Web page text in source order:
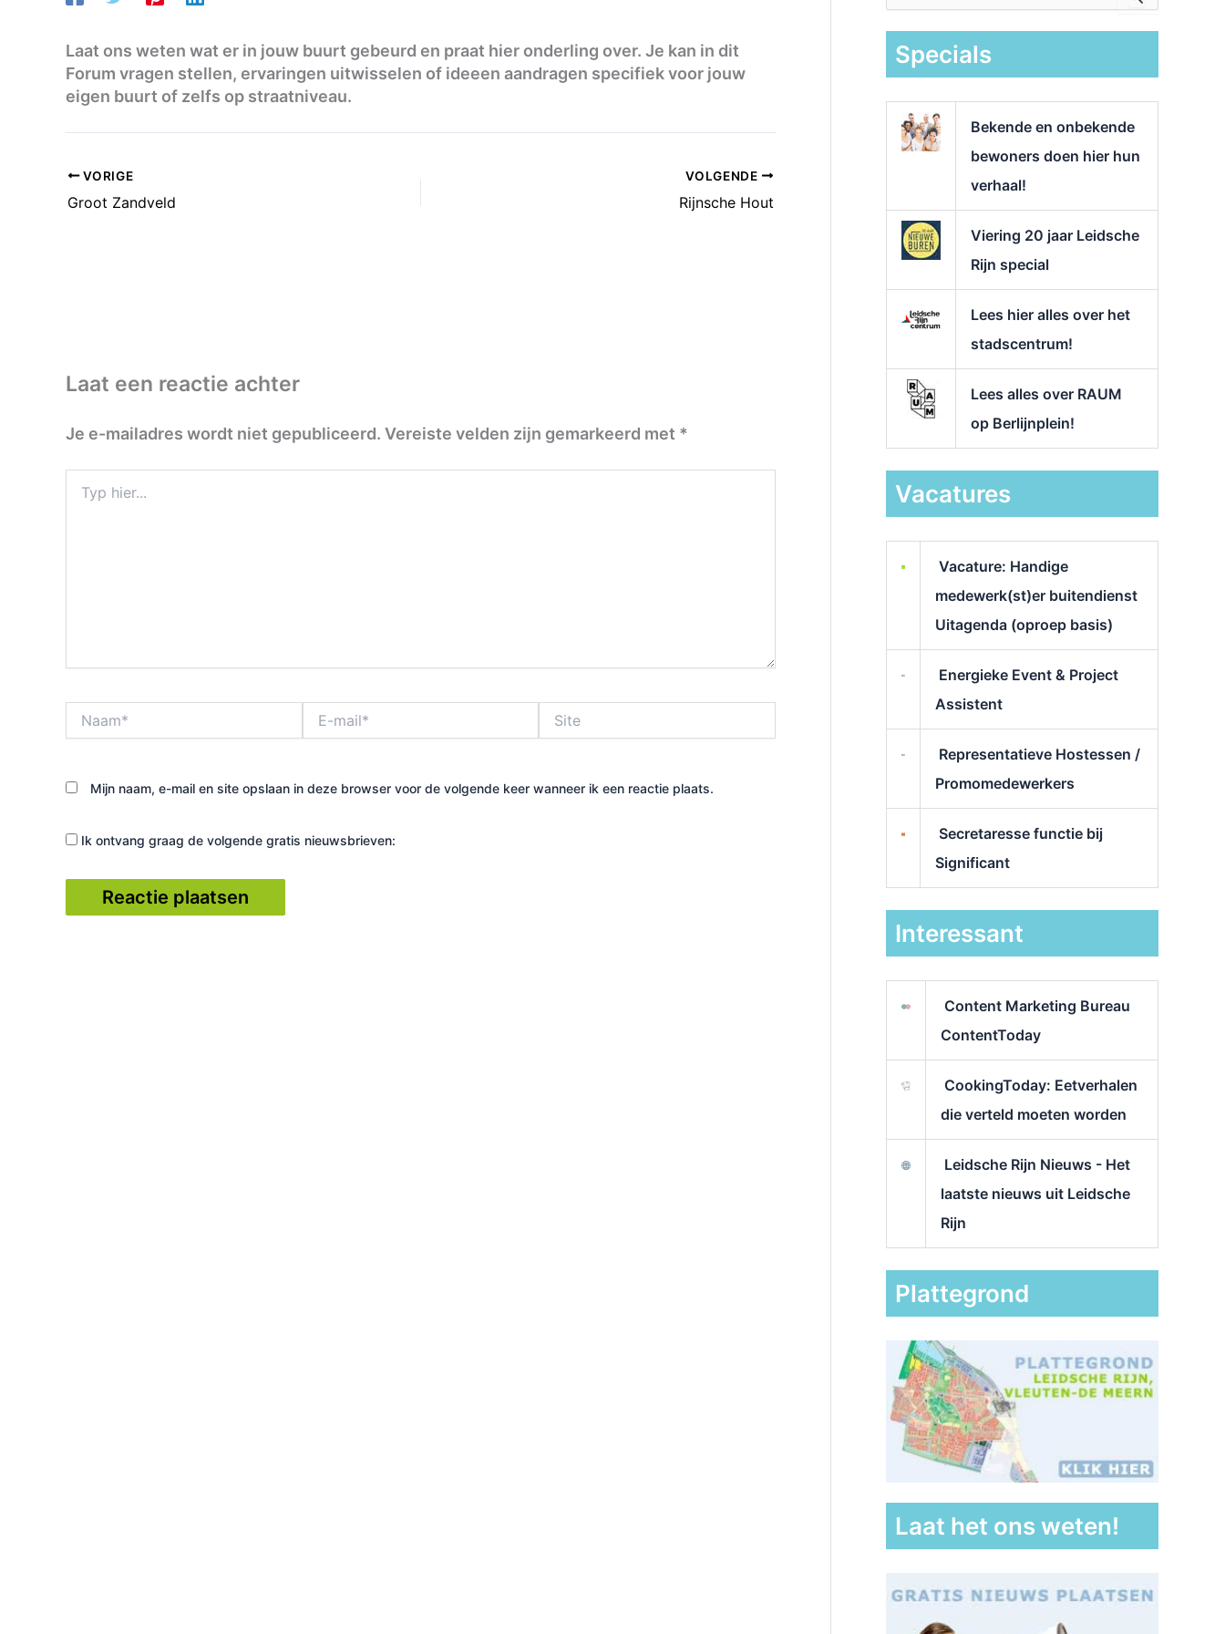
Laat ons weten wat er in jouw buurt gebeurd en praat hier onderling over. Je kan in dit
Forum vragen stellen, ervaringen uitwisselen of ideeen aandragen specifiek voor jouw
eigen buurt of zelfs op straatniveau.
VORIGE
Groot Zandveld
VOLGENDE
Rijnsche Hout
Laat een reactie achter
Je e-mailadres wordt niet gepubliceerd. Vereiste velden zijn gemarkeerd met *
hier...
mail*
Mijn naam, e-mail en site opslaan in deze browser voor de volgende keer wanneer ik een reactie plaats.
Ik ontvang graag de volgende gratis nieuwsbrieven:
k
Specials
Bekende en onbekende
bewoners doen hier hun
verhaal!
Viering 20 jaar Leidsche
Rijn special
Lees hier alles over het
stadscentrum!
Lees alles over RAUM
op Berlijnplein!
Vacatures
Vacature: Handige
medewerk(st)er buitendienst
Uitagenda (oproep basis)
Energieke Event & Project
Assistent
Representatieve Hostessen /
Promomedewerkers
Secretaresse functie bij
Significant
Interessant
Content Marketing Bureau
ContentToday
CookingToday: Eetverhalen
die verteld moeten worden
Leidsche Rijn Nieuws - Het
laatste nieuws uit Leidsche
Rijn
Plattegrond
Laat het ons weten!